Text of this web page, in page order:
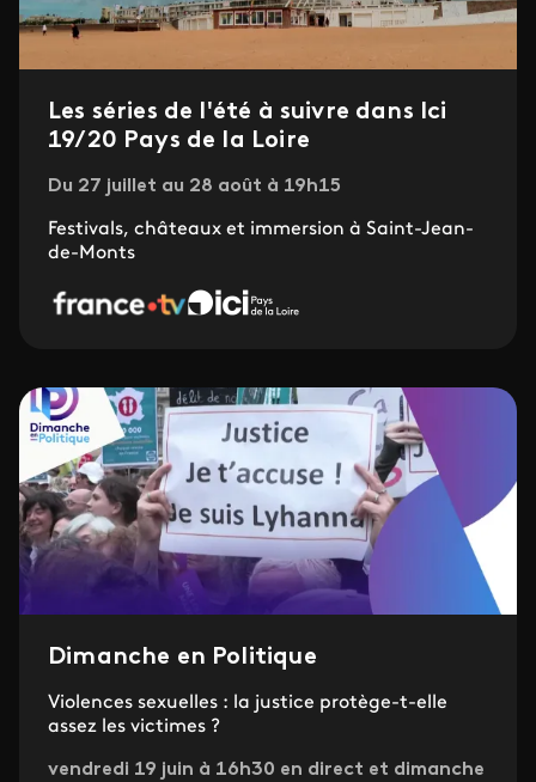
Les séries de l'été à suivre dans Ici
19/20 Pays de la Loire
Du 27 juillet au 28 août à 19h15
Festivals, châteaux et immersion à Saint-Jean-
de-Monts
Dimanche en Politique
Violences sexuelles : la justice protège-t-elle
assez les victimes ?
vendredi 19 juin à 16h30 en direct et dimanche